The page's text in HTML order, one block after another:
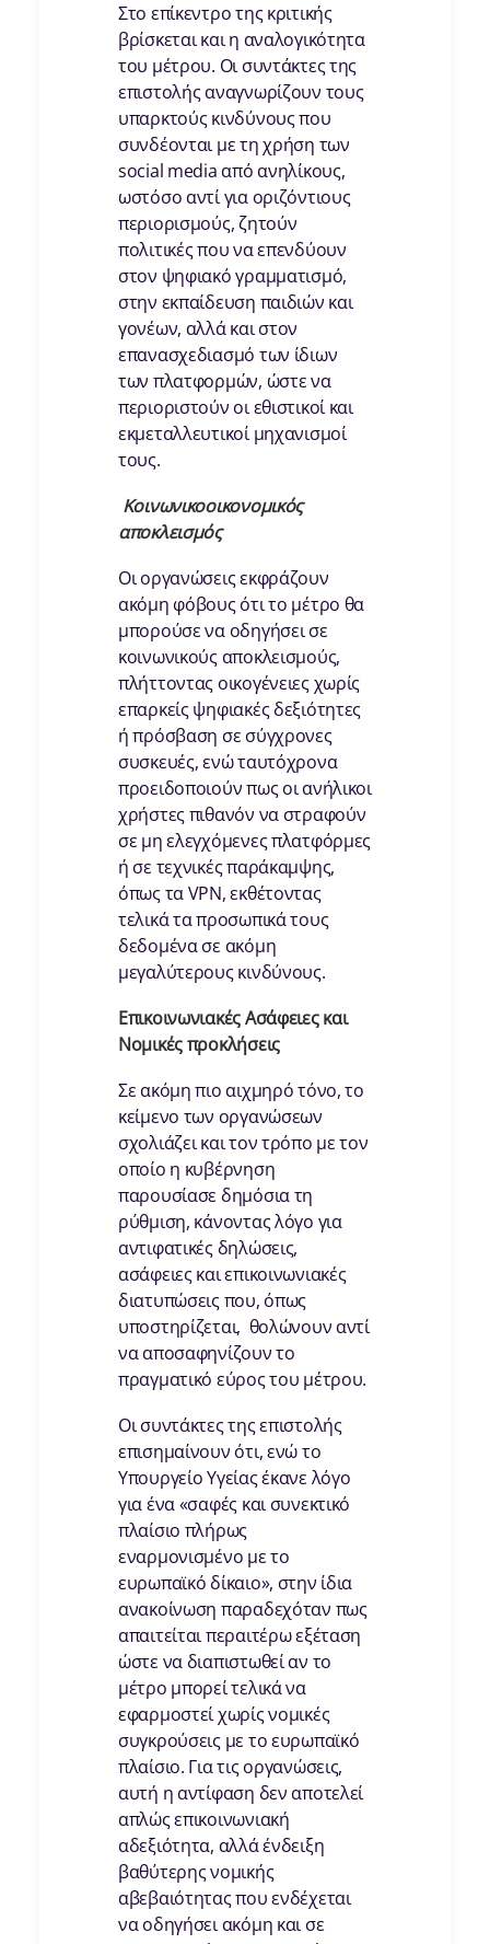
Στο επίκεντρο της κριτικής
βρίσκεται και η αναλογικότητα
του μέτρου. Οι συντάκτες της
επιστολής αναγνωρίζουν τους
υπαρκτούς κινδύνους που
συνδέονται με τη χρήση των
social media από ανηλίκους,
ωστόσο αντί για οριζόντιους
περιορισμούς, ζητούν
πολιτικές που να επενδύουν
στον ψηφιακό γραμματισμό,
στην εκπαίδευση παιδιών και
γονέων, αλλά και στον
επανασχεδιασμό των ίδιων
των πλατφορμών, ώστε να
περιοριστούν οι εθιστικοί και
εκμεταλλευτικοί μηχανισμοί
τους.
Κοινωνικοοικονομικός
αποκλεισμός
Οι οργανώσεις εκφράζουν
ακόμη φόβους ότι το μέτρο θα
μπορούσε να οδηγήσει σε
κοινωνικούς αποκλεισμούς,
πλήττοντας οικογένειες χωρίς
επαρκείς ψηφιακές δεξιότητες
ή πρόσβαση σε σύγχρονες
συσκευές, ενώ ταυτόχρονα
προειδοποιούν πως οι ανήλικοι
χρήστες πιθανόν να στραφούν
σε μη ελεγχόμενες πλατφόρμες
ή σε τεχνικές παράκαμψης,
όπως τα VPN, εκθέτοντας
τελικά τα προσωπικά τους
δεδομένα σε ακόμη
μεγαλύτερους κινδύνους.
Επικοινωνιακές Ασάφειες και
Νομικές προκλήσεις
Σε ακόμη πιο αιχμηρό τόνο, το
κείμενο των οργανώσεων
σχολιάζει και τον τρόπο με τον
οποίο η κυβέρνηση
παρουσίασε δημόσια τη
ρύθμιση, κάνοντας λόγο για
αντιφατικές δηλώσεις,
ασάφειες και επικοινωνιακές
διατυπώσεις που, όπως
υποστηρίζεται, θολώνουν αντί
να αποσαφηνίζουν το
πραγματικό εύρος του μέτρου.
Οι συντάκτες της επιστολής
επισημαίνουν ότι, ενώ το
Υπουργείο Υγείας έκανε λόγο
για ένα «σαφές και συνεκτικό
πλαίσιο πλήρως
εναρμονισμένο με το
ευρωπαϊκό δίκαιο», στην ίδια
ανακοίνωση παραδεχόταν πως
απαιτείται περαιτέρω εξέταση
ώστε να διαπιστωθεί αν το
μέτρο μπορεί τελικά να
εφαρμοστεί χωρίς νομικές
συγκρούσεις με το ευρωπαϊκό
πλαίσιο. Για τις οργανώσεις,
αυτή η αντίφαση δεν αποτελεί
απλώς επικοινωνιακή
αδεξιότητα, αλλά ένδειξη
βαθύτερης νομικής
αβεβαιότητας που ενδέχεται
να οδηγήσει ακόμη και σε